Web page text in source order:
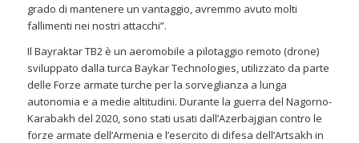
grado di mantenere un vantaggio, avremmo avuto molti
fallimenti nei nostri attacchi”.
Il Bayraktar TB2 è un aeromobile a pilotaggio remoto (drone)
sviluppato dalla turca Baykar Technologies, utilizzato da parte
delle Forze armate turche per la sorveglianza a lunga
autonomia e a medie altitudini. Durante la guerra del Nagorno-
Karabakh del 2020, sono stati usati dall’Azerbajgian contro le
forze armate dell’Armenia e l’esercito di difesa dell’Artsakh in